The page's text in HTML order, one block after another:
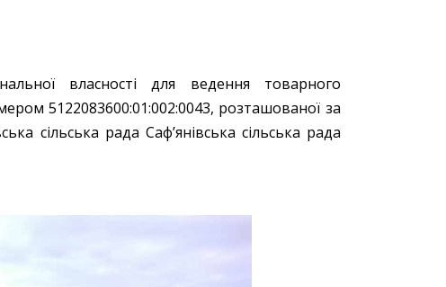
власності для ведення товарного
5122083600:01:002:0043, розташованої за
сільська рада Саф’янівська сільська рада